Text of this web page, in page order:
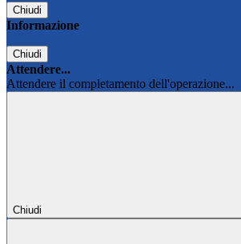
Chiudi
Informazione
Chiudi
Attendere...
Attendere il completamento dell'operazione...
Chiudi